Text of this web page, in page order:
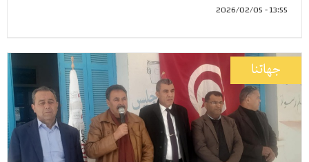
13:55 - 2026/02/05
جهاتنا